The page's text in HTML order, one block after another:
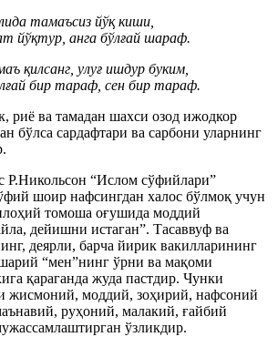
тамаъсиз йўқ киши,
йўқтур, анга бўлғай шараф.
қилсанг, улуғ ишдур буким,
бир тараф, сен бир тараф.
риё ва тамадан шахси озод ижодкор
бўлса сардафтари ва сарбони уларнинг
“Ислом сўфийлари”
шоир нафсингдан халос бўлмоқ учун
томоша оғушида моддий
дейишни истаган”. Тасаввуф ва
деярли, барча йирик вакилларининг
“мен”нинг ўрни ва мақоми
қараганда жуда пастдир. Чунки
жисмоний, моддий, зоҳирий, нафсоний
руҳоний, малакий, ғайбий
ўзликдир.